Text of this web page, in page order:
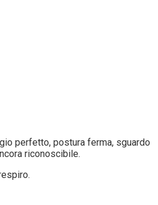
perfetto, postura ferma, sguardo
riconoscibile.